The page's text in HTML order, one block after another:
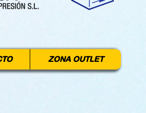
ZONA OUTLET